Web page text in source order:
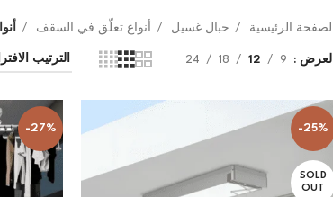
الصفحة الرئيسية حبال غسيل أنواع تعلّق في السقف
العرض 9
12
18
24
-25%
SOLD
OUT
-27%